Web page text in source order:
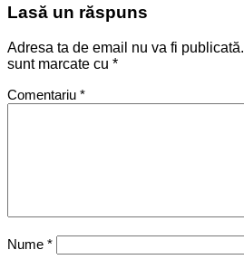
Lasă un răspuns
Adresa ta de email nu va fi publicată.
sunt marcate cu *
Comentariu *
Nume *